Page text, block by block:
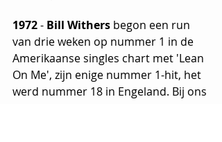
1972 - Bill Withers begon een run
van drie weken op nummer 1 in de
Amerikaanse singles chart met 'Lean
On Me', zijn enige nummer 1-hit, het
werd nummer 18 in Engeland. Bij ons